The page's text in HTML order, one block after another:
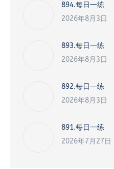
894.每日一练
2026年8月3日
893.每日一练
2026年8月3日
892.每日一练
2026年8月3日
891.每日一练
2026年7月27日